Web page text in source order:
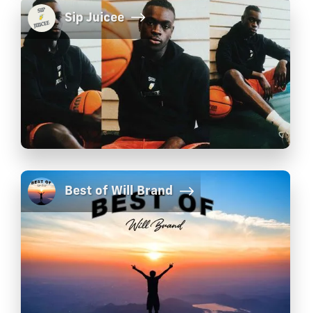
Sip Juicee
Best of Will Brand